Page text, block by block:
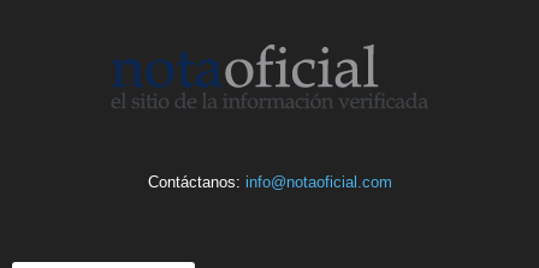
Contáctanos: info@notaoficial.com